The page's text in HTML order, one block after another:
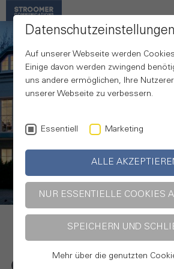
Ihre
für
Datenschutzeinstellungen
Auf unserer Webseite werden
Einige davon werden zwingend
uns andere ermöglichen, Ihre
unserer Webseite zu verbessern.
Essentiell Marketing
ALLE
NUR ESSENTIELLE COOKIES
SPEICHERN UND
Mehr über die genutzten